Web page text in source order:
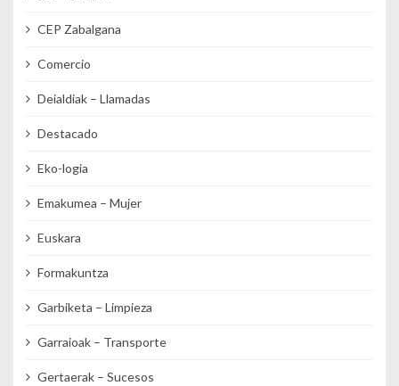
CEP Zabalgana
Comercio
Deialdiak – Llamadas
Destacado
Eko-logia
Emakumea – Mujer
Euskara
Formakuntza
Garbiketa – Limpieza
Garraioak – Transporte
Gertaerak – Sucesos